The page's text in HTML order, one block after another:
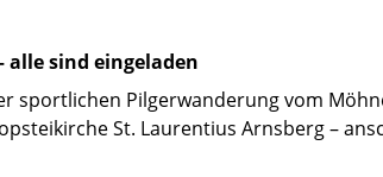
sind eingeladen
sportlichen Pilgerwanderung vom
St. Laurentius Arnsberg –